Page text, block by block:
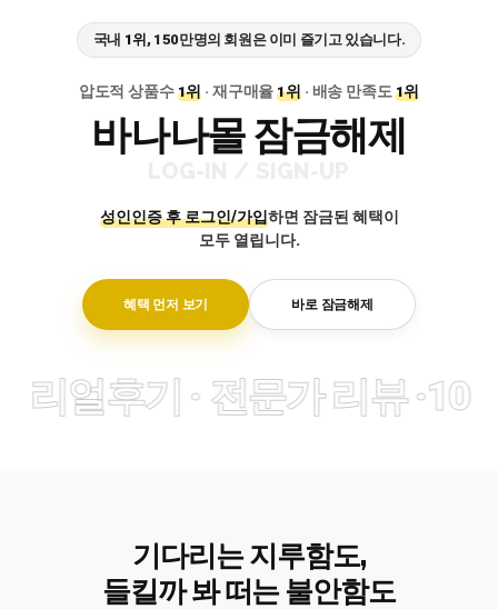
국내 1위 , 150만명의 회원은 이미 즐기고 있습니다.
압도적 상품수1위 · 재구매율1위· 배송 만족도 1위
바나나몰 잠금해제
성인인증 후 로그인/가입하면 잠금된 혜택이
모두 열립니다.
혜택 먼저 보기 바로 잠금해제
리얼후기 · 전문가 리뷰 ·
기다리는 지루함도,
들킬까 봐 떠는 불안함도